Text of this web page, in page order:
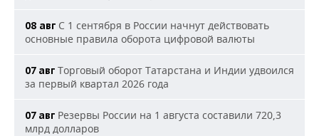
08 авг С 1 сентября в России начнут действовать
основные правила оборота цифровой валюты
07 авг Торговый оборот Татарстана и Индии удвоился
за первый квартал 2026 года
07 авг Резервы России на 1 августа составили 720,3
млрд долларов